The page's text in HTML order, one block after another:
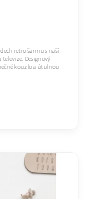
retro šarmu s naší
Designový
kouzlo a útulnou